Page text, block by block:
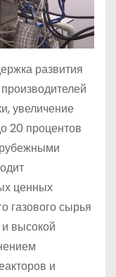
развития
увеличение
20 процентов
ценных
газового сырья
высокой
и